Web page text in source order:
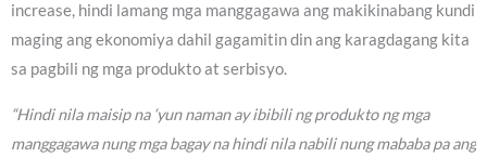
increase, hindi lamang mga manggagawa ang makikinabang kundi
maging ang ekonomiya dahil gagamitin din ang karagdagang kita
sa pagbili ng mga produkto at serbisyo.
“Hindi nila maisip na ‘yun naman ay ibibili ng produkto ng mga
manggagawa nung mga bagay na hindi nila nabili nung mababa pa ang